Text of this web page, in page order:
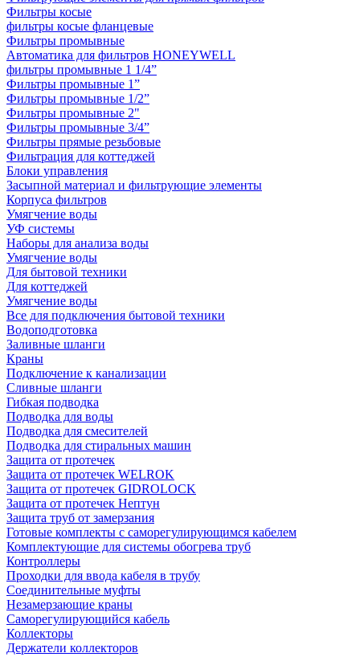
Фильтры косые
фильтры косые фланцевые
Фильтры промывные
Автоматика для фильтров HONEYWELL
фильтры промывные 1 1/4”
Фильтры промывные 1”
Фильтры промывные 1/2”
Фильтры промывные 2"
Фильтры промывные 3/4”
Фильтры прямые резьбовые
Фильтрация для коттеджей
Блоки управления
Засыпной материал и фильтрующие элементы
Корпуса фильтров
Умягчение воды
УФ системы
Наборы для анализа воды
Умягчение воды
Для бытовой техники
Для коттеджей
Умягчение воды
Все для подключения бытовой техники
Водоподготовка
Заливные шланги
Краны
Подключение к канализации
Сливные шланги
Гибкая подводка
Подводка для воды
Подводка для смесителей
Подводка для стиральных машин
Защита от протечек
Защита от протечек WELROK
Защита от протечек GIDROLOCK
Защита от протечек Нептун
Защита труб от замерзания
Готовые комплекты с саморегулирующимся кабелем
Комплектующие для системы обогрева труб
Контроллеры
Проходки для ввода кабеля в трубу
Соединительные муфты
Незамерзающие краны
Саморегулирующийся кабель
Коллекторы
Держатели коллекторов